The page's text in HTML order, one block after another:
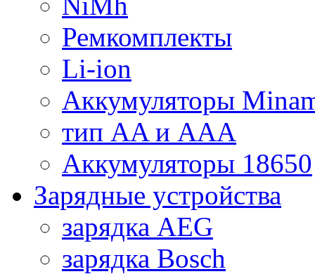
Ремкомплекты
Li-ion
Аккумуляторы
тип AA и AAA
Аккумуляторы 18650
Зарядные устройства
зарядка AEG
зарядка Bosch